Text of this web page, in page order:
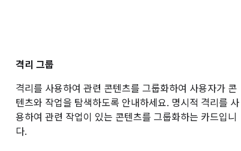
격리 그룹
격리를 사용하여 관련 콘텐츠를 그룹화하여 사용자가 콘
텐츠와 작업을 탐색하도록 안내하세요. 명시적 격리를 사
용하여 관련 작업이 있는 콘텐츠를 그룹화하는 카드입니
다.